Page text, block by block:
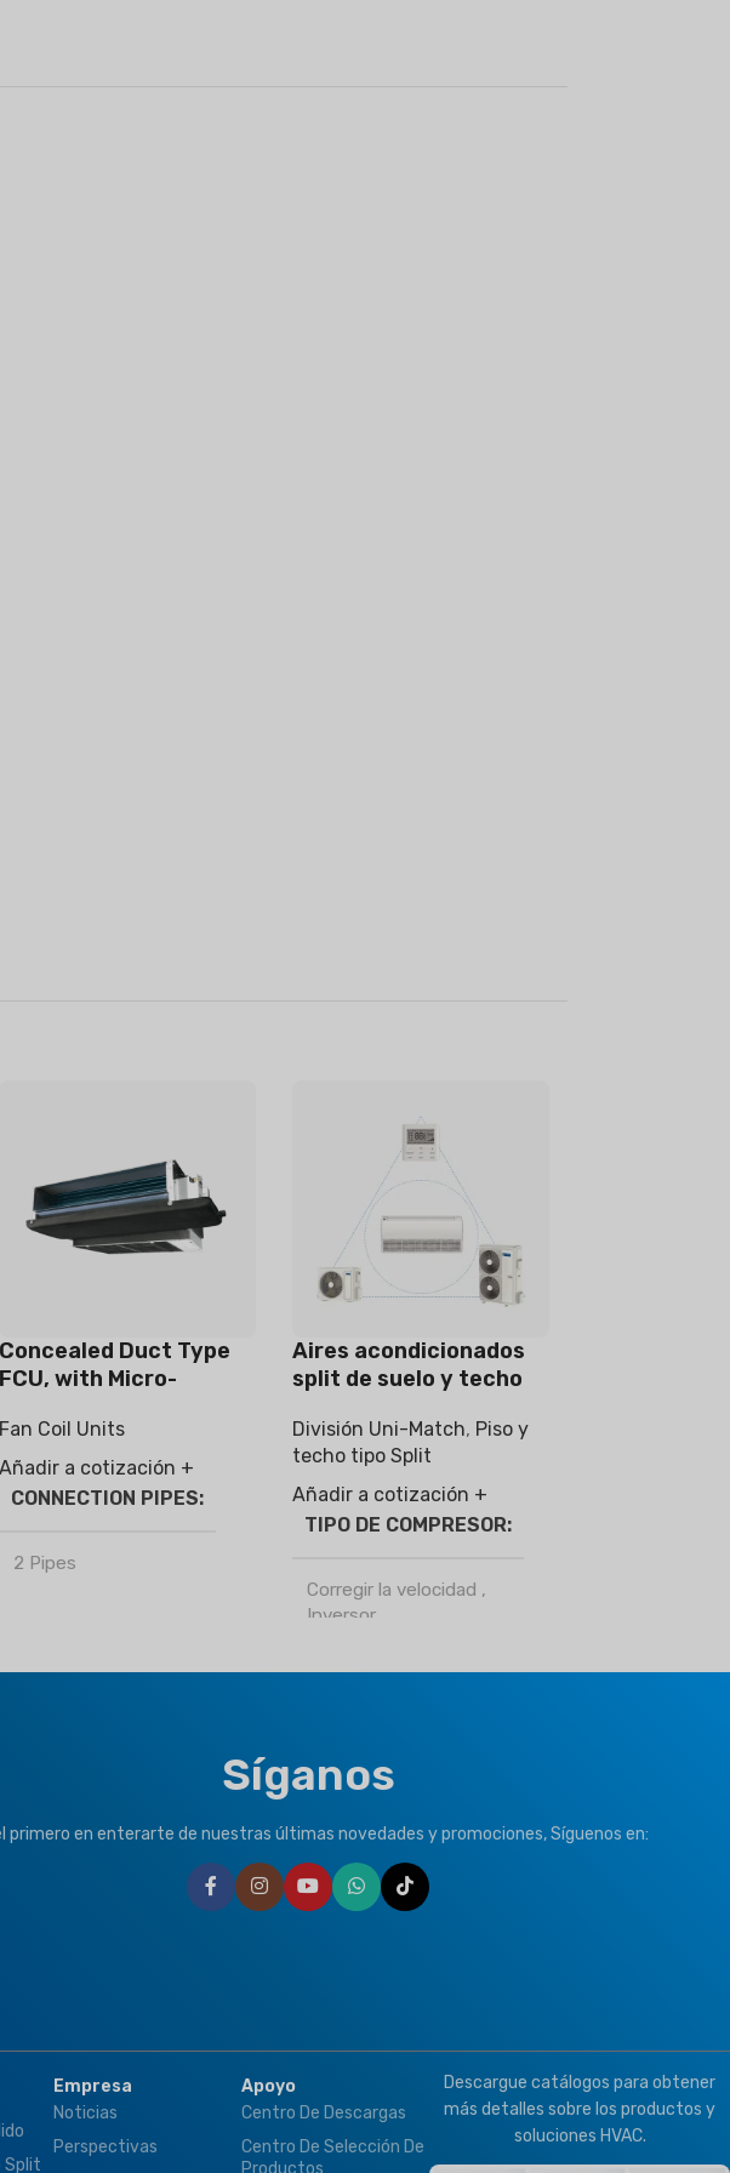
Concealed Duct Type
FCU, with Micro-
module
Fan Coil Units
Añadir a cotización +
CONNECTION PIPES
2 Pipes
Aires acondicionados
split de suelo y techo
División Uni-Match, Piso y
techo tipo Split
Añadir a cotización +
TIPO DE COMPRESOR
Corregir la velocidad ,
Inversor
T1 Condición normal
Tropical
Síganos
primero en enterarte de nuestras últimas novedades y promociones, Síguenos en:
Split
Empresa
Noticias
Perspectivas
Apoyo
Centro De Descargas
Centro De Selección De
Descargue catálogos para obtener
más detalles sobre los productos y
soluciones HVAC.